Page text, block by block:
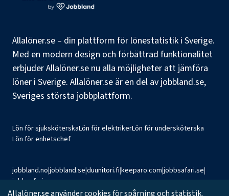
Allalöner.se – din plattform för lönestatistik i Sverige.
Med en modern design och förbättrad funktionalitet
erbjuder Allalöner.se nu alla möjligheter att jämföra
löner i Sverige. Allalöner.se är en del av jobbland.se,
Sveriges största jobbplattform.
Lön för sjuksköterskaLön för elektrikerLön för undersköterska
Lön för enhetschef
jobbland.no|jobbland.se|duunitori.fi|keeparo.com|jobbsafari.se|
jobbsafari.no
Allalöner.se använder cookies för spårning och statistik.